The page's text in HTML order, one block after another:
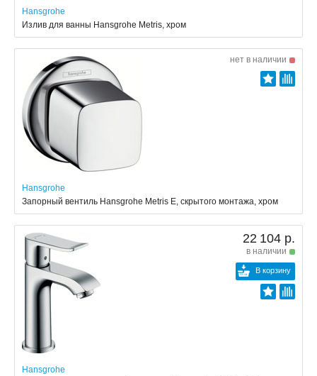
Hansgrohe
Излив для ванны Hansgrohe Metris, хром
нет в наличии
Hansgrohe
Запорный вентиль Hansgrohe Metris E, скрытого монтажа, хром
22 104 р.
в наличии
В корзину
Hansgrohe